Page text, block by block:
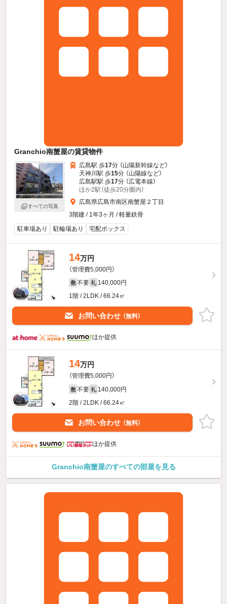
Granchio南蟹屋の賃貸物件
すべての写真
広島駅 歩17分 （山陽新幹線など）
天神川駅 歩15分 （山陽線など）
広島駅駅 歩17分 （広電本線）
ほか2駅（徒歩20分圏内）
広島県広島市南区南蟹屋２丁目
3階建 / 1年3ヶ月 / 軽量鉄骨
駐車場あり
駐輪場あり 宅配ボックス
14万円
（管理費5,000円）
敷 不要 礼 140,000円
1階 / 2LDK / 66.24㎡
お問い合わせ （無料）
ほか提供
14万円
（管理費5,000円）
敷 不要 礼 140,000円
2階 / 2LDK / 66.24㎡
お問い合わせ （無料）
ほか提供
Granchio南蟹屋のすべての部屋を見る